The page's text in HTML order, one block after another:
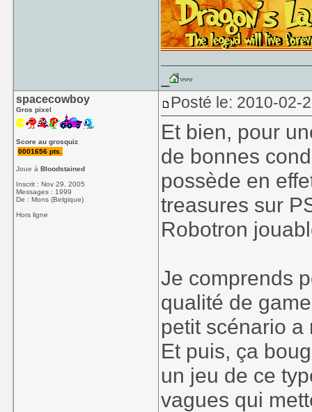
spacecowboy
Gros pixel
Score au grosquiz
0001656 pts.
Joue àBloodstained
Inscrit : Nov 29, 2005
Messages : 1999
De : Mons (Belgique)
Hors ligne
Posté le: 2010-02-
Et bien, pour
de bonnes
possède en
treasures sur
Robotron
Je comprends
qualité de
petit scénario
Et puis, ça
un jeu de ce
vagues qui